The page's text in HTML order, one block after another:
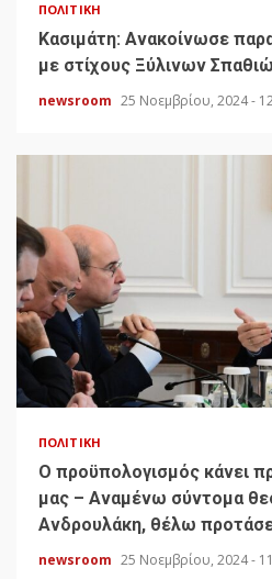
ΠΟΛΙΤΙΚΉ
Κασιμάτη: Ανακοίνωσε
με στίχους Ξύλινων
newsroom 25 Νοεμβρίου, 2024 -
ΠΟΛΙΤΙΚΉ
Ο προϋπολογισμός κάνει
μας – Αναμένω σύντομα
Ανδρουλάκη, θέλω
newsroom 25 Νοεμβρίου, 2024 -